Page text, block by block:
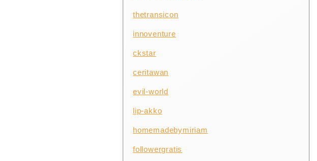
thetransicon
innoventure
ckstar
ceritawan
evil-world
lip-akko
homemadebymiriam
followergratis